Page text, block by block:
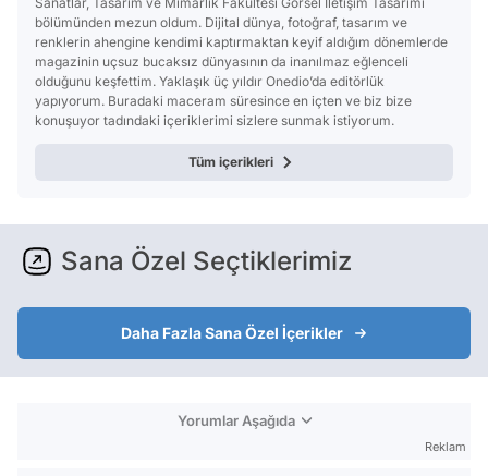
bölümünden mezun oldum. Dijital dünya, fotoğraf, tasarım ve
renklerin ahengine kendimi kaptırmaktan keyif aldığım dönemlerde
magazinin uçsuz bucaksız dünyasının da inanılmaz eğlenceli
olduğunu keşfettim. Yaklaşık üç yıldır Onedio’da editörlük
yapıyorum. Buradaki maceram süresince en içten ve biz bize
konuşuyor tadındaki içeriklerimi sizlere sunmak istiyorum.
Tüm içerikleri
Sana Özel Seçtiklerimiz
Daha Fazla Sana Özel İçerikler
Yorumlar Aşağıda
Reklam